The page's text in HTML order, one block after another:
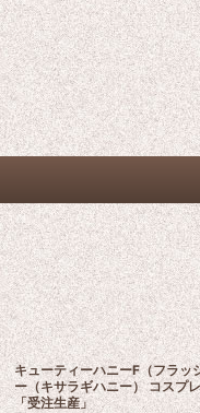
キューティーハニーF（フラッ
ー（キサラギハニー） コスプ
「受注生産」